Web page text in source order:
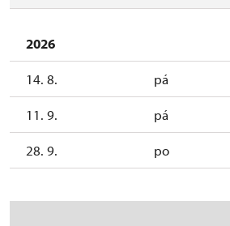
2026
14. 8. pá
11. 9. pá
28. 9. po